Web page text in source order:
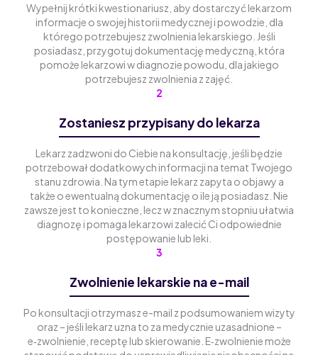
Wypełnij krótki kwestionariusz, aby dostarczyć lekarzom
informacje o swojej historii medycznej i powodzie, dla
którego potrzebujesz zwolnienia lekarskiego. Jeśli
posiadasz, przygotuj dokumentację medyczną, która
pomoże lekarzowi w diagnozie powodu, dla jakiego
potrzebujesz zwolnienia z zajęć.
2
Zostaniesz przypisany do lekarza
Lekarz zadzwoni do Ciebie na konsultację, jeśli będzie
potrzebował dodatkowych informacji na temat Twojego
stanu zdrowia. Na tym etapie lekarz zapyta o objawy a
także o ewentualną dokumentację o ile ją posiadasz. Nie
zawsze jest to konieczne, lecz w znacznym stopniu ułatwia
diagnozę i pomaga lekarzowi zalecić Ci odpowiednie
postępowanie lub leki.
3
Zwolnienie lekarskie na e-mail
Po konsultacji otrzymasz e-mail z podsumowaniem wizyty
oraz – jeśli lekarz uzna to za medycznie uzasadnione –
e‑zwolnienie, receptę lub skierowanie. E‑zwolnienie może